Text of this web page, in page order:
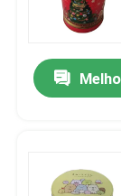
Para casa
Vídeos